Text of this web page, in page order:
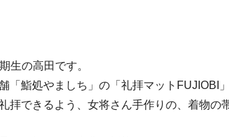
生の高田です。
「鮨処やましち」の「礼拝マットFUJIOBI
拝できるよう、女将さん手作りの、着物の